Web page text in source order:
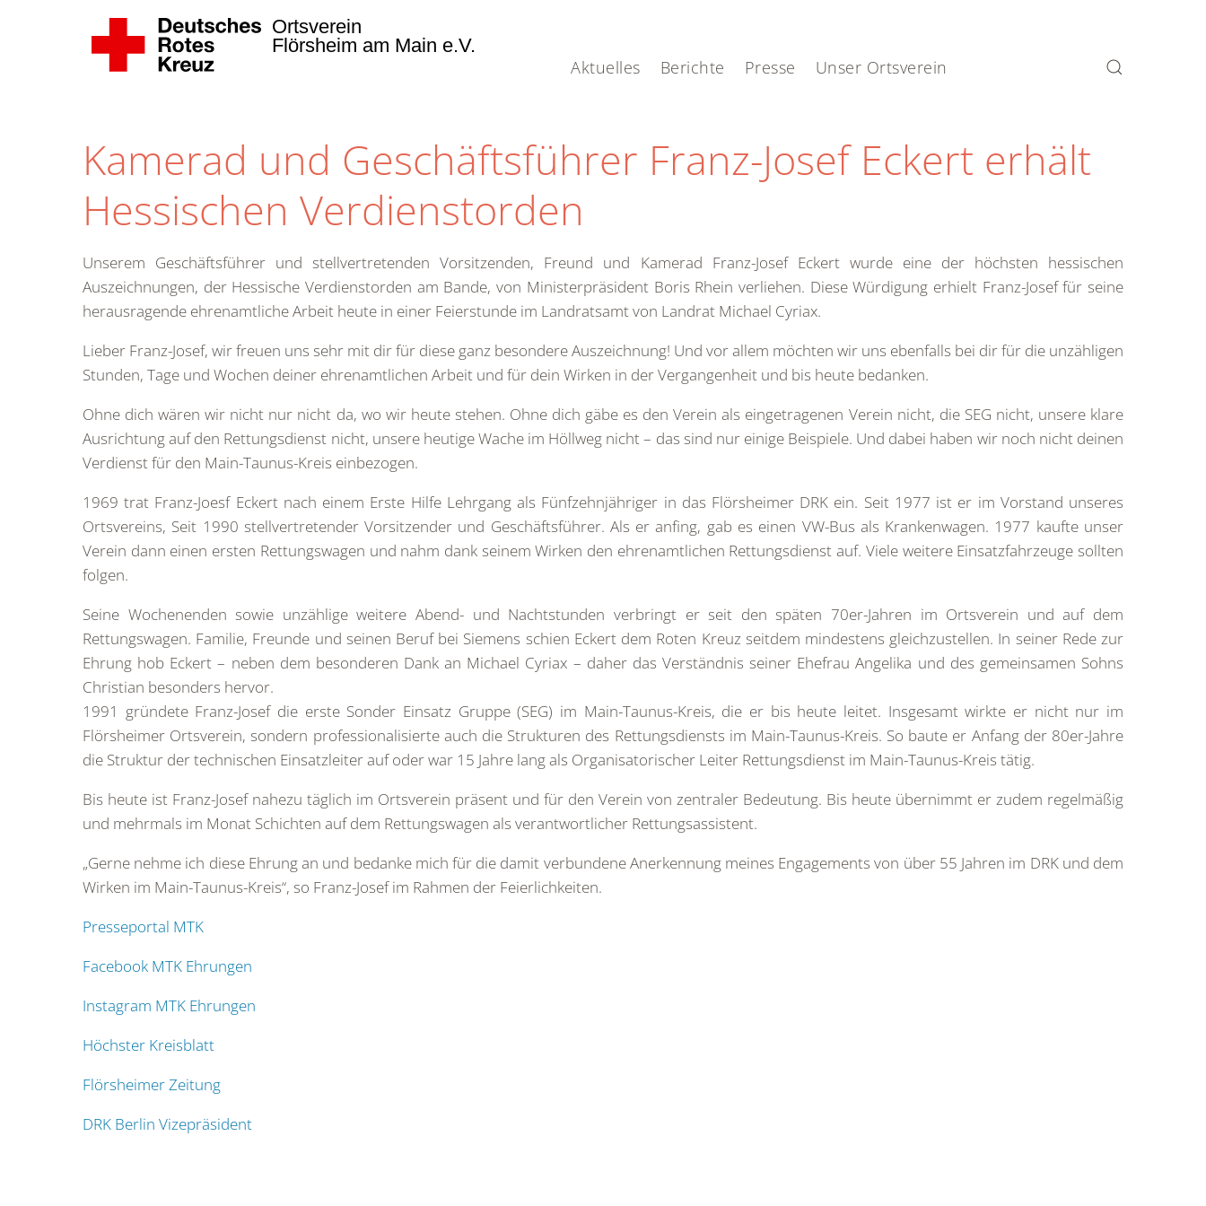
Zum Hauptinhalt springen
Ortsverein
Flörsheim am Main e.V.
Aktuelles
Berichte Presse Unser Ortsverein
Kamerad und Geschäftsführer Franz-Josef Eckert erhält
Hessischen Verdienstorden
Unserem Geschäftsführer und stellvertretenden Vorsitzenden, Freund und Kamerad Franz-Josef Eckert wurde eine der höchsten hessischen
Auszeichnungen, der Hessische Verdienstorden am Bande, von Ministerpräsident Boris Rhein verliehen. Diese Würdigung erhielt Franz-Josef für seine
herausragende ehrenamtliche Arbeit heute in einer Feierstunde im Landratsamt von Landrat Michael Cyriax.
Lieber Franz-Josef, wir freuen uns sehr mit dir für diese ganz besondere Auszeichnung! Und vor allem möchten wir uns ebenfalls bei dir für die unzähligen
Stunden, Tage und Wochen deiner ehrenamtlichen Arbeit und für dein Wirken in der Vergangenheit und bis heute bedanken.
Ohne dich wären wir nicht nur nicht da, wo wir heute stehen. Ohne dich gäbe es den Verein als eingetragenen Verein nicht, die SEG nicht, unsere klare
Ausrichtung auf den Rettungsdienst nicht, unsere heutige Wache im Höllweg nicht – das sind nur einige Beispiele. Und dabei haben wir noch nicht deinen
Verdienst für den Main-Taunus-Kreis einbezogen.
1969 trat Franz-Joesf Eckert nach einem Erste Hilfe Lehrgang als Fünfzehnjähriger in das Flörsheimer DRK ein. Seit 1977 ist er im Vorstand unseres
Ortsvereins, Seit 1990 stellvertretender Vorsitzender und Geschäftsführer. Als er anfing, gab es einen VW-Bus als Krankenwagen. 1977 kaufte unser
Verein dann einen ersten Rettungswagen und nahm dank seinem Wirken den ehrenamtlichen Rettungsdienst auf. Viele weitere Einsatzfahrzeuge sollten
folgen.
Seine Wochenenden sowie unzählige weitere Abend- und Nachtstunden verbringt er seit den späten 70er-Jahren im Ortsverein und auf dem
Rettungswagen. Familie, Freunde und seinen Beruf bei Siemens schien Eckert dem Roten Kreuz seitdem mindestens gleichzustellen. In seiner Rede zur
Ehrung hob Eckert – neben dem besonderen Dank an Michael Cyriax – daher das Verständnis seiner Ehefrau Angelika und des gemeinsamen Sohns
Christian besonders hervor.
1991 gründete Franz-Josef die erste Sonder Einsatz Gruppe (SEG) im Main-Taunus-Kreis, die er bis heute leitet. Insgesamt wirkte er nicht nur im
Flörsheimer Ortsverein, sondern professionalisierte auch die Strukturen des Rettungsdiensts im Main-Taunus-Kreis. So baute er Anfang der 80er-Jahre
die Struktur der technischen Einsatzleiter auf oder war 15 Jahre lang als Organisatorischer Leiter Rettungsdienst im Main-Taunus-Kreis tätig.
Bis heute ist Franz-Josef nahezu täglich im Ortsverein präsent und für den Verein von zentraler Bedeutung. Bis heute übernimmt er zudem regelmäßig
und mehrmals im Monat Schichten auf dem Rettungswagen als verantwortlicher Rettungsassistent.
„Gerne nehme ich diese Ehrung an und bedanke mich für die damit verbundene Anerkennung meines Engagements von über 55 Jahren im DRK und dem
Wirken im Main-Taunus-Kreis“, so Franz-Josef im Rahmen der Feierlichkeiten.
Presseportal MTK
Facebook MTK Ehrungen
Instagram MTK Ehrungen
Höchster Kreisblatt
Flörsheimer Zeitung
DRK Berlin Vizepräsident